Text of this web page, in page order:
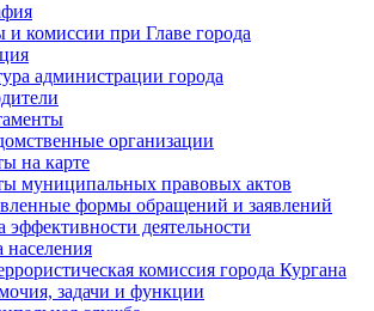
и комиссии при Главе города
администрации города
организации
на карте
муниципальных правовых актов
формы обращений и заявлений
эффективности деятельности
населения
комиссия города Кургана
задачи и функции